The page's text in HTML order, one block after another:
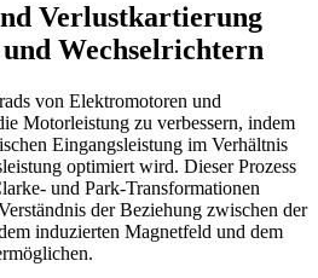
Verlustkartierung
Wechselrichtern
von Elektromotoren und
Motorleistung zu verbessern, indem
Eingangsleistung im Verhältnis
optimiert wird. Dieser Prozess
und Park-Transformationen
der Beziehung zwischen der
induzierten Magnetfeld und dem